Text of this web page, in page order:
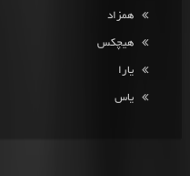
همزاد
هیچکس
یارا
یاس